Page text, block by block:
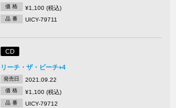
価 格 ¥1,100 (税込)
品 番 UICY-79711
CD
リーチ・ザ・ビーチ+4
発売日 2021.09.22
価 格 ¥1,100 (税込)
品 番 UICY-79712